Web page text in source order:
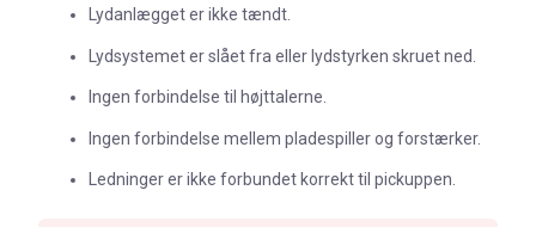
Lydanlægget er ikke tændt.
Lydsystemet er slået fra eller lydstyrken skruet ned.
Ingen forbindelse til højttalerne.
Ingen forbindelse mellem pladespiller og forstærker.
Ledninger er ikke forbundet korrekt til pickuppen.